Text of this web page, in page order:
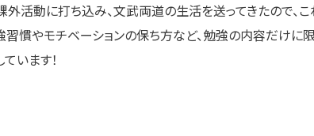
外活動に打ち込み、文武両道の生活を送ってきたので、
習慣やモチベーションの保ち方など、勉強の内容だけに
います！